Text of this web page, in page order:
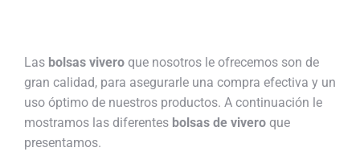
Las bolsas vivero que nosotros le ofrecemos son de
gran calidad, para asegurarle una compra efectiva y un
uso óptimo de nuestros productos. A continuación le
mostramos las diferentes bolsas de vivero que
presentamos.